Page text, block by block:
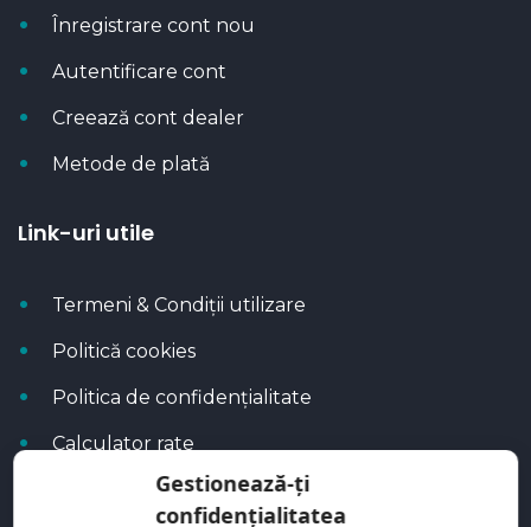
Gestionează-ți
confidențialitatea
Înregistrare cont nou
Autentificare cont
Creează cont dealer
Metode de plată
Link-uri utile
Termeni & Condiții utilizare
Politică cookies
Politica de confidențialitate
Calculator rate
Blog Autoflux